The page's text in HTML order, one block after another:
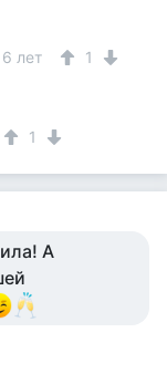
6 лет 1
1
А